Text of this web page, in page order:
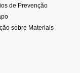
de Prevenção
sobre Materiais